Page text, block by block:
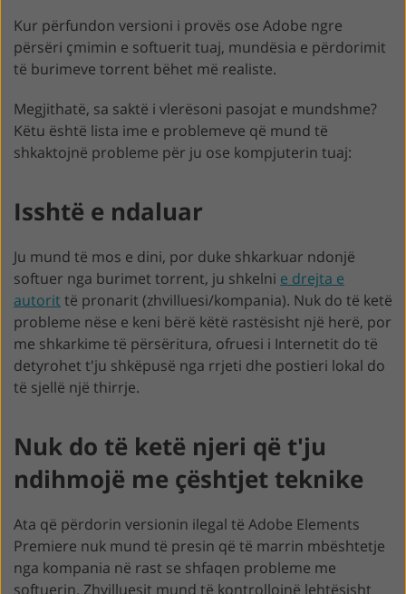
Kur përfundon versioni i provës ose Adobe ngre
përsëri çmimin e softuerit tuaj, mundësia e përdorimit
të burimeve torrent bëhet më realiste.
Megjithatë, sa saktë i vlerësoni pasojat e mundshme?
Këtu është lista ime e problemeve që mund të
shkaktojnë probleme për ju ose kompjuterin tuaj:
Isshtë e ndaluar
Ju mund të mos e dini, por duke shkarkuar ndonjë
softuer nga burimet torrent, ju shkelni e drejta e
autorittë pronarit (zhvilluesi/kompania). Nuk do të ketë
probleme nëse e keni bërë këtë rastësisht një herë, por
me shkarkime të përsëritura, ofruesi i Internetit do të
detyrohet t'ju shkëpusë nga rrjeti dhe postieri lokal do
të sjellë një thirrje.
Nuk do të ketë njeri që t'ju
ndihmojë me çështjet teknike
Ata që përdorin versionin ilegal të Adobe Elements
Premiere nuk mund të presin që të marrin mbështetje
nga kompania në rast se shfaqen probleme me
softuerin. Zhvilluesit mund të kontrollojnë lehtësisht